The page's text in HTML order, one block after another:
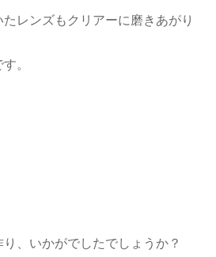
レンズもクリアーに磨きあがり
。
、いかがでしたでしょうか？